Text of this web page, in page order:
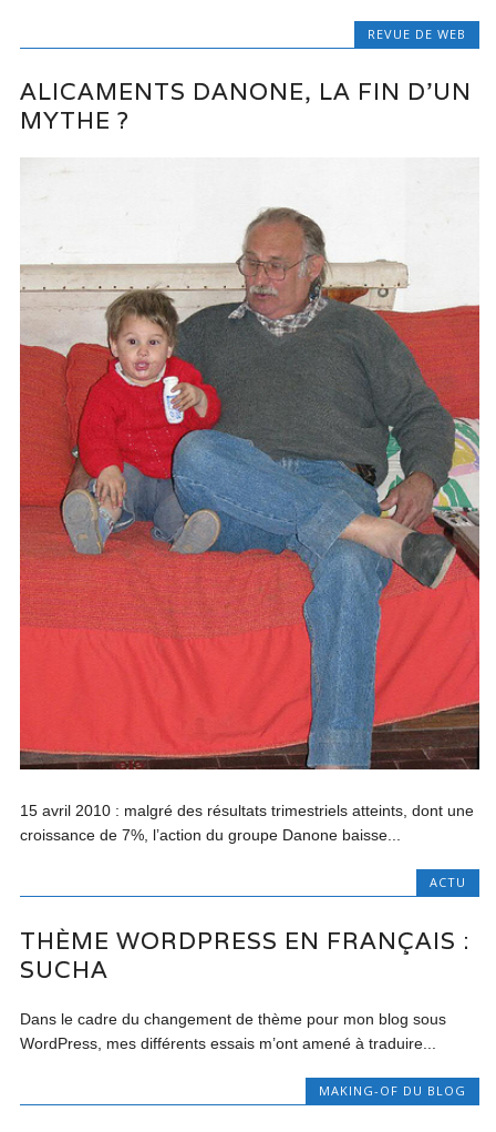
REVUE DE WEB
ALICAMENTS DANONE, LA FIN D’UN
MYTHE ?
15 avril 2010 : malgré des résultats trimestriels atteints, dont une
croissance de 7%, l’action du groupe Danone baisse...
ACTU
THÈME WORDPRESS EN FRANÇAIS :
SUCHA
Dans le cadre du changement de thème pour mon blog sous
WordPress, mes différents essais m’ont amené à traduire...
MAKING-OF DU BLOG